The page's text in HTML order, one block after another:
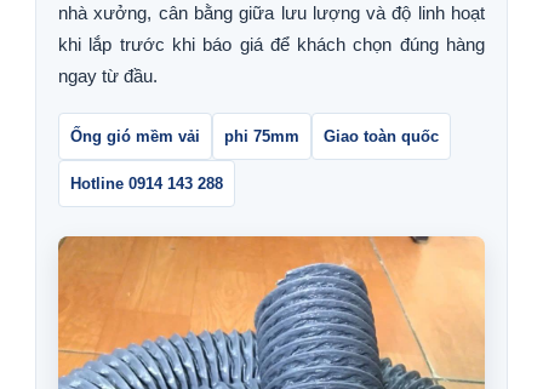
nhà xưởng, cân bằng giữa lưu lượng và độ linh hoạt
khi lắp trước khi báo giá để khách chọn đúng hàng
ngay từ đầu.
Ống gió mềm vải phi 75mm Giao toàn quốc
Hotline 0914 143 288